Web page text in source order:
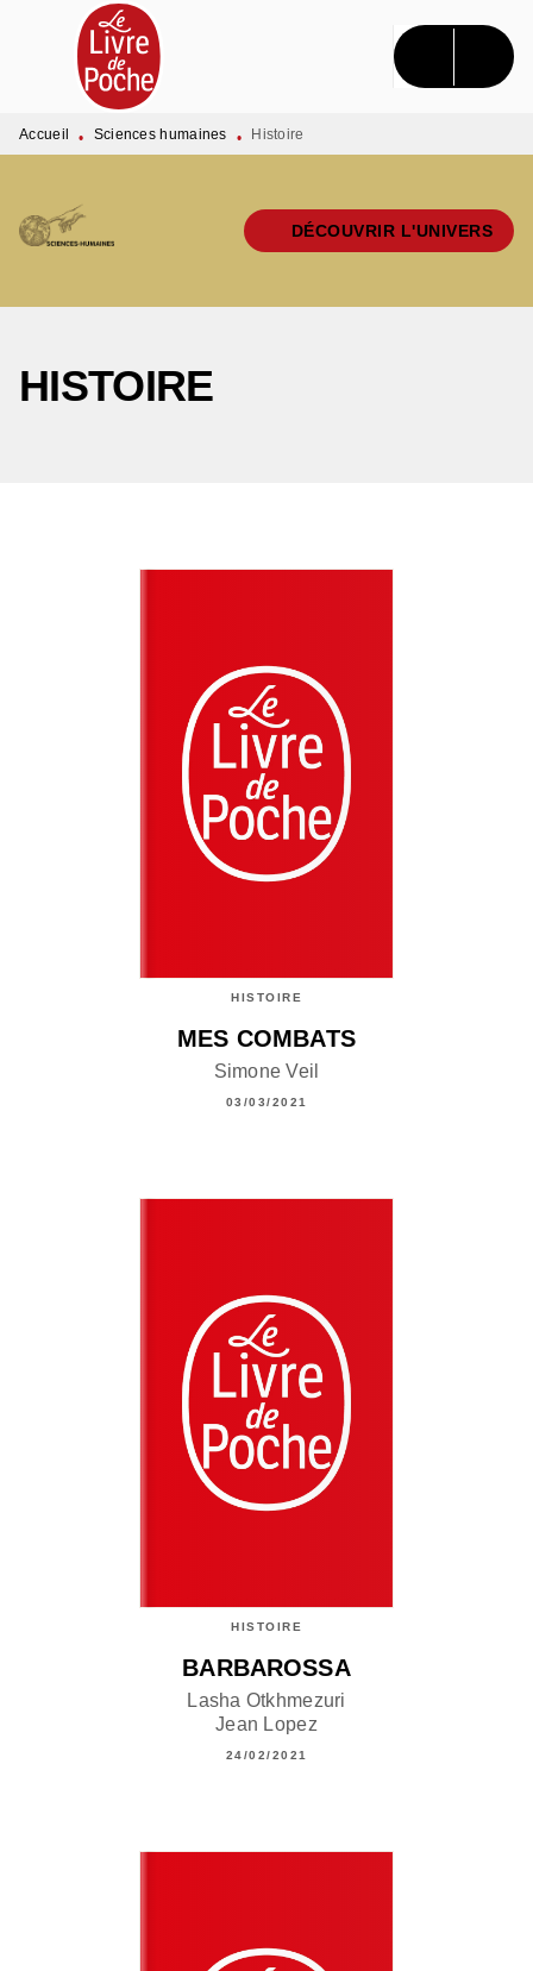
MENU RECHERCHE CONTENU
PIED DE PAGE
Accueil • Sciences humaines • Histoire
DÉCOUVRIR L'UNIVERS
HISTOIRE
HISTOIRE
MES COMBATS
Simone Veil
03/03/2021
HISTOIRE
BARBAROSSA
Lasha Otkhmezuri
Jean Lopez
24/02/2021